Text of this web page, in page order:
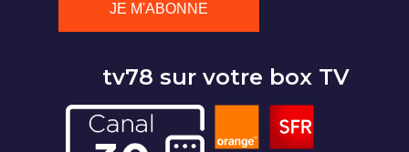
tv78 sur votre box TV